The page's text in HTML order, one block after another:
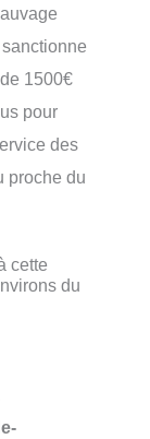
1500€
pour
des
proche du
cette
du